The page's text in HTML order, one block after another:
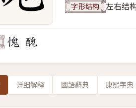
字形结构 左右结
详细解释 國語辭典 康熙字典